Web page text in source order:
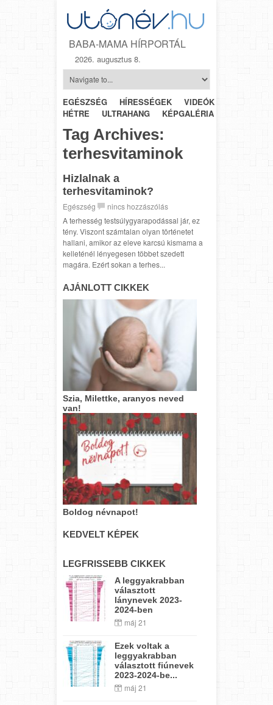
BABA-MAMA HÍRPORTÁL
2026. augusztus 8.
EGÉSZSÉG HÍRESSÉGEK VIDEÓK
HÉTRŐL-
HÉTRE
ULTRAHANG KÉPGALÉRIA
Tag Archives:
terhesvitaminok
Hizlalnak a
terhesvitaminok?
Egészség
nincs hozzászólás
A terhesség testsúlygyarapodással jár, ez
tény. Viszont számtalan olyan történetet
hallani, amikor az eleve karcsú kismama a
kelleténél lényegesen többet szedett
magára. Ezért sokan a terhes...
AJÁNLOTT CIKKEK
Szia, Milettke, aranyos neved
van!
Boldog névnapot!
KEDVELT KÉPEK
LEGFRISSEBB CIKKEK
A leggyakrabban
választott
lánynevek 2023-
2024-ben
máj 21
Ezek voltak a
leggyakrabban
választott fiúnevek
2023-2024-be...
máj 21